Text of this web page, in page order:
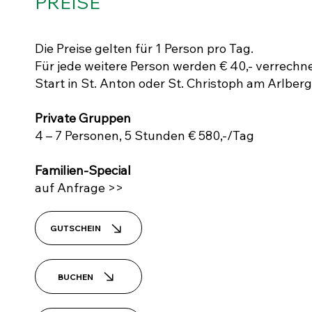
Die Preise gelten für 1 Person pro Tag.
Für jede weitere Person werden € 40,-
Start in St. Anton oder St. Christoph am
Private Gruppen
4 – 7 Personen, 5 Stunden € 580,-/Tag
Familien-Special
auf Anfrage >>
GUTSCHEIN
BUCHEN